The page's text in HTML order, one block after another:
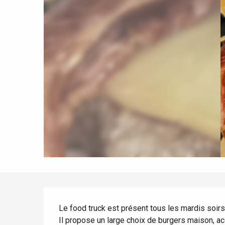
Le
Dieppe
Wenn es regnet
Mit den Kindern
Unter Freunden
Restaurants mit
Aussicht
Fahrradaufenthalte
Beschreibung
Le food truck est présent tous les mardis
Il propose un large choix de burgers maison,